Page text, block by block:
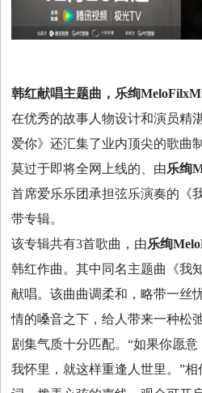
韩红献唱主题曲， 乐绚
在优秀的故事人物设计和演员精
爱你》还汇集了业内顶尖的歌曲
莫过于即将全网上线的、由乐绚
首席爱乐乐团承担弦乐演奏的《
带专辑。
该专辑共有3首歌曲，由乐绚
韩红作曲。其中同名主题曲《我
献唱。该曲曲调柔和，略带一丝
情的嗓音之下，给人带来一种松
剧集气质十分匹配。“如果你愿
我怀里，就这样重逢人世里。”